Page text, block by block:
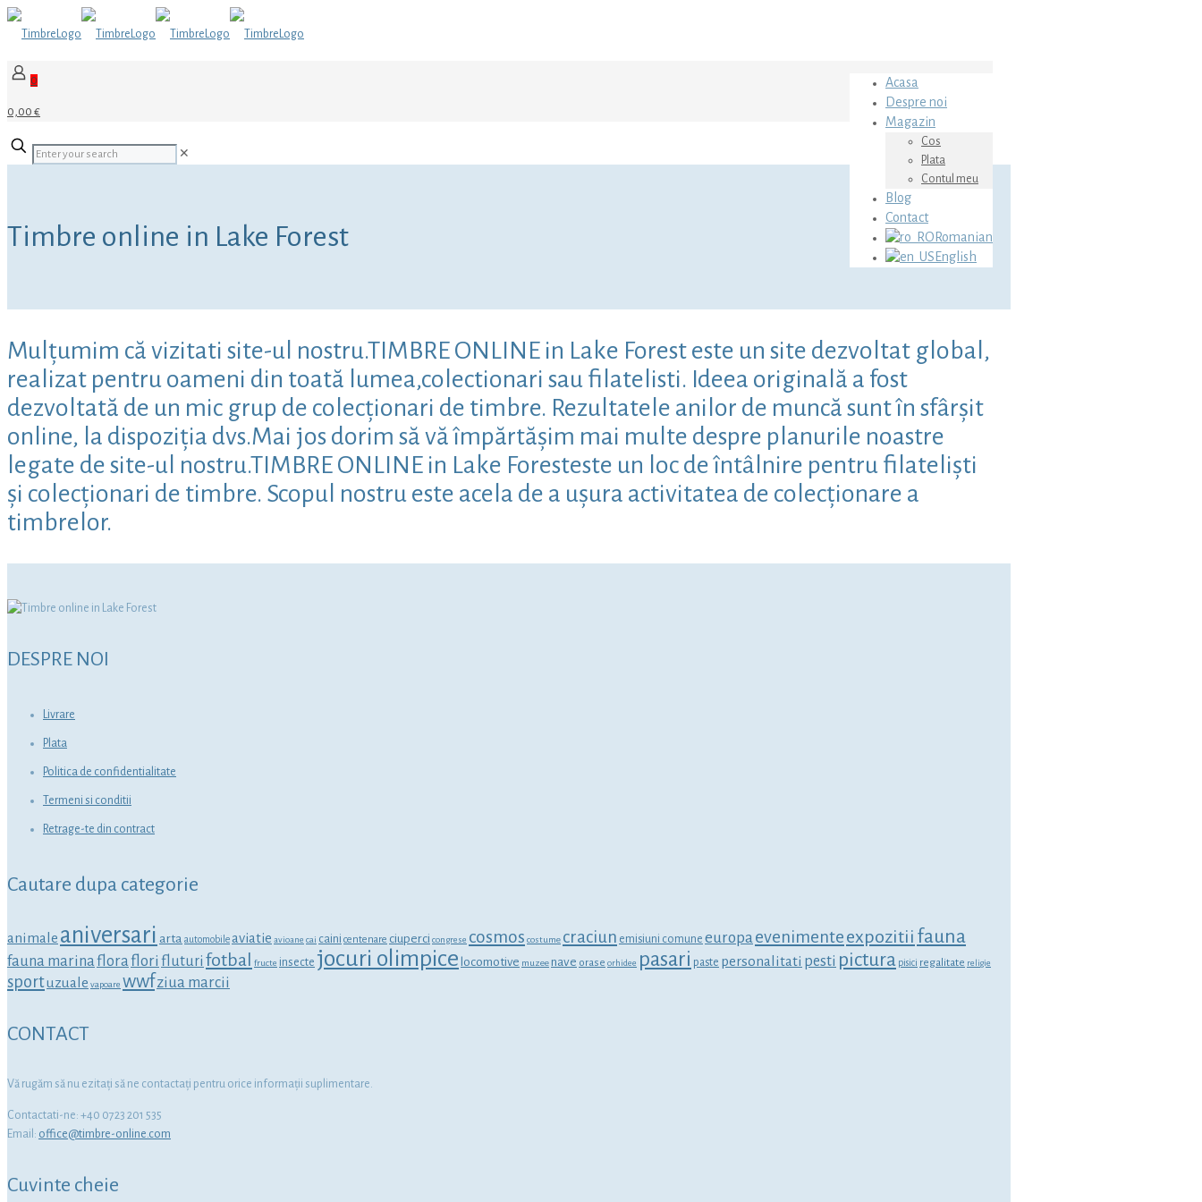
Acasa
Despre noi
Magazin
Cos
Plata
Contul meu
Blog
Contact
Romanian
English
0
0,00 €
✕
Timbre online in Lake Forest
Mulțumim că vizitati site-ul nostru.TIMBRE ONLINE in Lake Forest este un site dezvoltat global,
realizat pentru oameni din toată lumea,colectionari sau filatelisti. Ideea originală a fost
dezvoltată de un mic grup de colecționari de timbre. Rezultatele anilor de muncă sunt în sfârșit
online, la dispoziția dvs.Mai jos dorim să vă împărtășim mai multe despre planurile noastre
legate de site-ul nostru.TIMBRE ONLINE in Lake Foresteste un loc de întâlnire pentru filateliști
și colecționari de timbre. Scopul nostru este acela de a ușura activitatea de colecționare a
timbrelor.
DESPRE NOI
Livrare
Plata
Politica de confidentialitate
Termeni si conditii
Retrage-te din contract
Cautare dupa categorie
animale aniversari arta automobile aviatie avioane cai caini centenare ciuperci congrese cosmos costume craciun emisiuni comune europa evenimenteexpozitii fauna
fauna marinafloraflori fluturi fotbal fructe insecte jocuri olimpice locomotive muzeenave orase orhidee pasari paste personalitati pesti pictura pisici regalitate religie
sportuzuale vapoare wwfziua marcii
CONTACT
Vă rugăm să nu ezitaţi să ne contactaţi pentru orice informaţii suplimentare.
Contactati-ne: +40 0723 201 535
Email: office@timbre-online.com
Cuvinte cheie